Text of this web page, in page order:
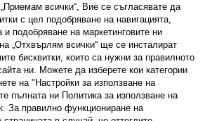
PinterestInstagram
всички“, Вие се съгласявате да
с цел подобряване на навигацията,
подобряване на маркетинговите ни
„Отхвърлям всички“ ще се инсталират
бисквитки, които са нужни за правилното
ни. Можете да изберете кои категории
на "Настройки за използване на
пълната ни Политика за използване на
За правилно функциониране на